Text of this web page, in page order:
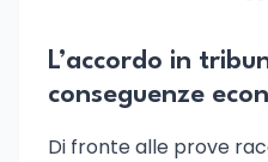
L’accordo in
conseguenze
Di fronte alle prove